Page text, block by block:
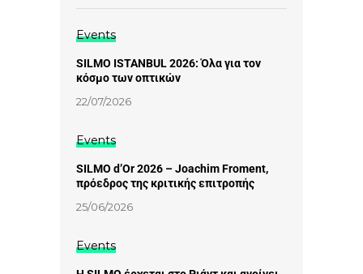
Events
SILMO ISTANBUL 2026: Όλα για τον
κόσμο των οπτικών
22/07/2026
Events
SILMO d’Or 2026 – Joachim Froment,
πρόεδρος της κριτικής επιτροπής
25/06/2026
Events